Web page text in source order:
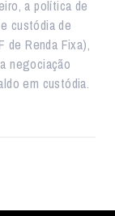
a política de
custódia de
de Renda Fixa),
negociação
em custódia.